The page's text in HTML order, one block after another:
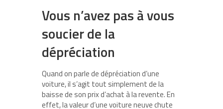
Vous n’avez pas à vous
soucier de la
dépréciation
Quand on parle de dépréciation d’une
voiture, il s’agit tout simplement de la
baisse de son prix d’achat à la revente. En
effet, la valeur d’une voiture neuve chute